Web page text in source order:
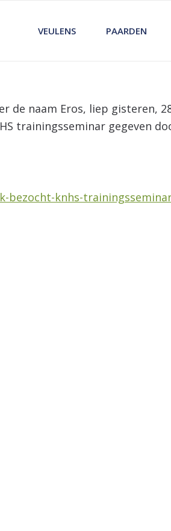
VEULENS PAARDEN
de naam Eros, liep gisteren,
trainingsseminar gegeven
bezocht-knhs-